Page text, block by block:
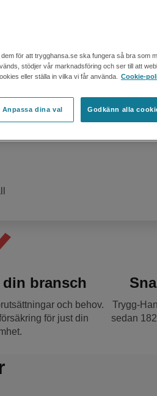
online!
bransch
och behov.
för just din
Trygg-
sedan
för att trygghansa.se ska fungera så bra som
stödjer vår marknadsföring och ser till att
eller ställa in vilka vi får använda.
Cookie-
Anpassa dina val Godkänn alla